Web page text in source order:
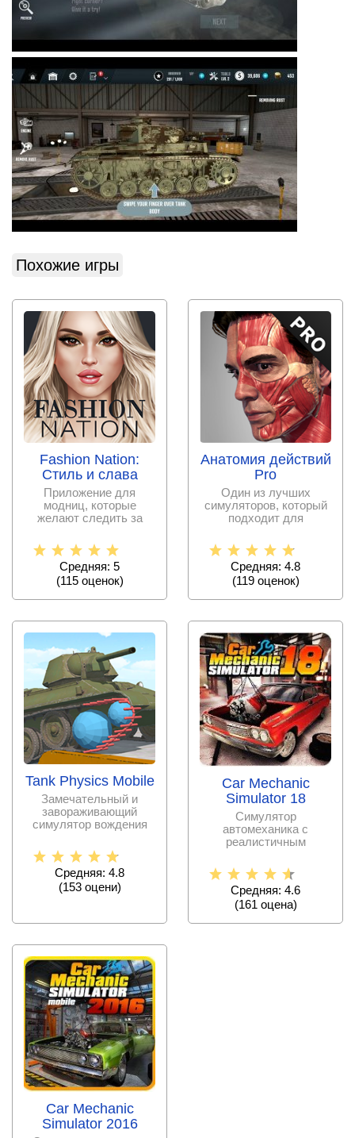
Похожие игры
Fashion Nation:
Стиль и слава
Приложение для
модниц, которые
желают следить за
новые вещи.
Средняя: 5
(115оценок)
Анатомия действий
Pro
Один из лучших
симуляторов, который
подходит для
есть
Средняя: 4.8
(119оценок)
Tank Physics Mobile
Замечательный и
завораживающий
симулятор вождения
вашем мобильном
Средняя: 4.8
(153оцени)
Car Mechanic
Simulator 18
Симулятор
автомеханика с
реалистичным
современным
графическим
Средняя: 4.6
(161 оценa)
Car Mechanic
Simulator 2016